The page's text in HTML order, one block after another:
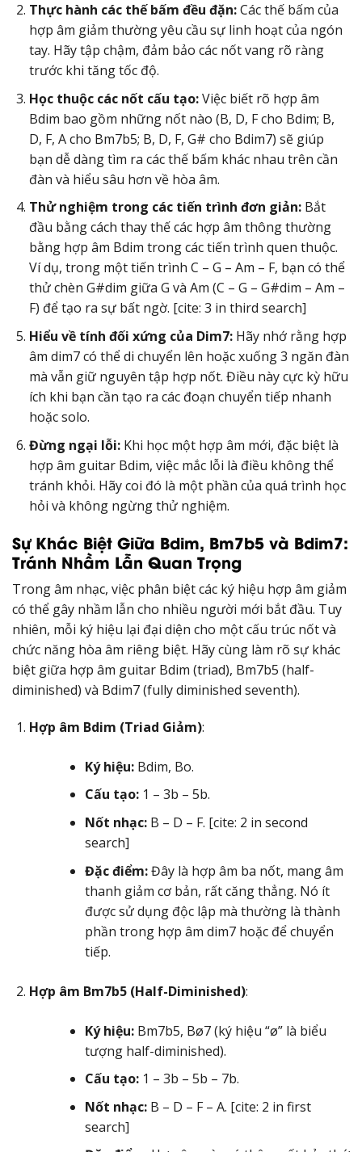
Thực hành các thế bấm đều đặn:Các thế bấm của
hợp âm giảm thường yêu cầu sự linh hoạt của ngón
tay. Hãy tập chậm, đảm bảo các nốt vang rõ ràng
trước khi tăng tốc độ.
Học thuộc các nốt cấu tạo:Việc biết rõ hợp âm
Bdim bao gồm những nốt nào (B, D, F cho Bdim; B,
D, F, A cho Bm7b5; B, D, F, G# cho Bdim7) sẽ giúp
bạn dễ dàng tìm ra các thế bấm khác nhau trên cần
đàn và hiểu sâu hơn về hòa âm.
Thử nghiệm trong các tiến trình đơn giản:Bắt
đầu bằng cách thay thế các hợp âm thông thường
bằng hợp âm Bdim trong các tiến trình quen thuộc.
Ví dụ, trong một tiến trình C – G – Am – F, bạn có thể
thử chèn G#dim giữa G và Am (C – G – G#dim – Am –
F) để tạo ra sự bất ngờ. [cite: 3 in third search]
Hiểu về tính đối xứng của Dim7:Hãy nhớ rằng hợp
âm dim7 có thể di chuyển lên hoặc xuống 3 ngăn đàn
mà vẫn giữ nguyên tập hợp nốt. Điều này cực kỳ hữu
ích khi bạn cần tạo ra các đoạn chuyển tiếp nhanh
hoặc solo.
Đừng ngại lỗi:Khi học một hợp âm mới, đặc biệt là
hợp âm guitar Bdim, việc mắc lỗi là điều không thể
tránh khỏi. Hãy coi đó là một phần của quá trình học
hỏi và không ngừng thử nghiệm.
Sự Khác Biệt Giữa Bdim, Bm7b5 và Bdim7:
Tránh Nhầm Lẫn Quan Trọng
Trong âm nhạc, việc phân biệt các ký hiệu hợp âm giảm
có thể gây nhầm lẫn cho nhiều người mới bắt đầu. Tuy
nhiên, mỗi ký hiệu lại đại diện cho một cấu trúc nốt và
chức năng hòa âm riêng biệt. Hãy cùng làm rõ sự khác
biệt giữa hợp âm guitar Bdim (triad), Bm7b5 (half-
diminished) và Bdim7 (fully diminished seventh).
Hợp âm Bdim (Triad Giảm):
Ký hiệu:Bdim, Bo.
Cấu tạo:1 – 3b – 5b.
Nốt nhạc:B – D – F. [cite: 2 in second
search]
Đặc điểm:Đây là hợp âm ba nốt, mang âm
thanh giảm cơ bản, rất căng thẳng. Nó ít
được sử dụng độc lập mà thường là thành
phần trong hợp âm dim7 hoặc để chuyển
tiếp.
Hợp âm Bm7b5 (Half-Diminished):
Ký hiệu:Bm7b5, Bø7 (ký hiệu “ø” là biểu
tượng half-diminished).
Cấu tạo:1 – 3b – 5b – 7b.
Nốt nhạc:B – D – F – A. [cite: 2 in first
search]